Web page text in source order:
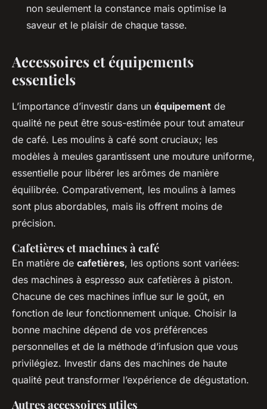
non seulement la constance mais optimise la
saveur et le plaisir de chaque tasse.
Accessoires et équipements
essentiels
L’importance d’investir dans un équipement de
qualité ne peut être sous-estimée pour tout amateur
de café. Les moulins à café sont cruciaux; les
modèles à meules garantissent une mouture uniforme,
essentielle pour libérer les arômes de manière
équilibrée. Comparativement, les moulins à lames
sont plus abordables, mais ils offrent moins de
précision.
Cafetières et machines à café
En matière de cafetières, les options sont variées:
des machines à espresso aux cafetières à piston.
Chacune de ces machines influe sur le goût, en
fonction de leur fonctionnement unique. Choisir la
bonne machine dépend de vos préférences
personnelles et de la méthode d’infusion que vous
privilégiez. Investir dans des machines de haute
qualité peut transformer l’expérience de dégustation.
Autres accessoires utiles